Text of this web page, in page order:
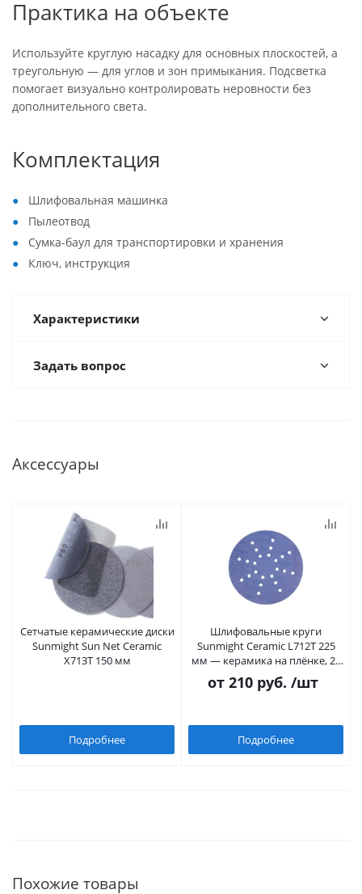
Практика на объекте
Используйте круглую насадку для основных плоскостей, а
треугольную — для углов и зон примыкания. Подсветка
помогает визуально контролировать неровности без
дополнительного света.
Комплектация
Шлифовальная машинка
Пылеотвод
Сумка-баул для транспортировки и хранения
Ключ, инструкция
Характеристики
Задать вопрос
Аксессуары
Сетчатые керамические диски
Sunmight Sun Net Ceramic
X713T 150 мм
Подробнее
Шлифовальные круги
Sunmight Ceramic L712T 225
мм — керамика на плёнке, 24
отверстия
от 210 руб. /шт
Подробнее
Похожие товары